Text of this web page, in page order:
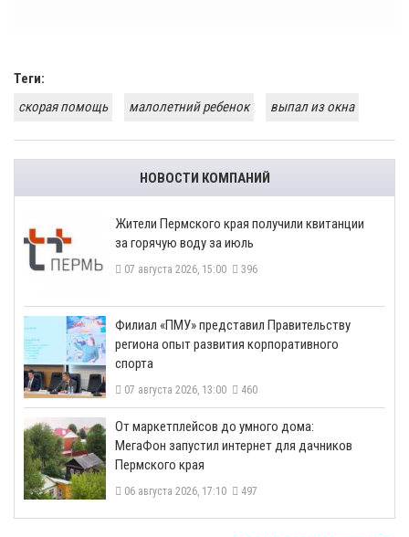
Теги:
скорая помощь
малолетний ребенок выпал из окна
НОВОСТИ КОМПАНИЙ
​Жители Пермского края получили квитанции
за горячую воду за июль
07 августа 2026, 15:00 396
​Филиал «ПМУ» представил Правительству
региона опыт развития корпоративного
спорта
07 августа 2026, 13:00 460
От маркетплейсов до умного дома:
МегаФон запустил интернет для дачников
Пермского края
06 августа 2026, 17:10 497